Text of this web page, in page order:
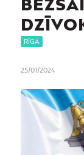
RĪGA
25/01/2024